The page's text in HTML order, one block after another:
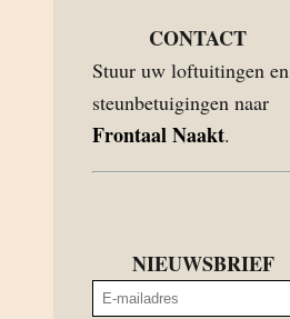
CONTACT
Stuur uw loftuitingen en
steunbetuigingen naar
Frontaal Naakt.
NIEUWSBRIEF